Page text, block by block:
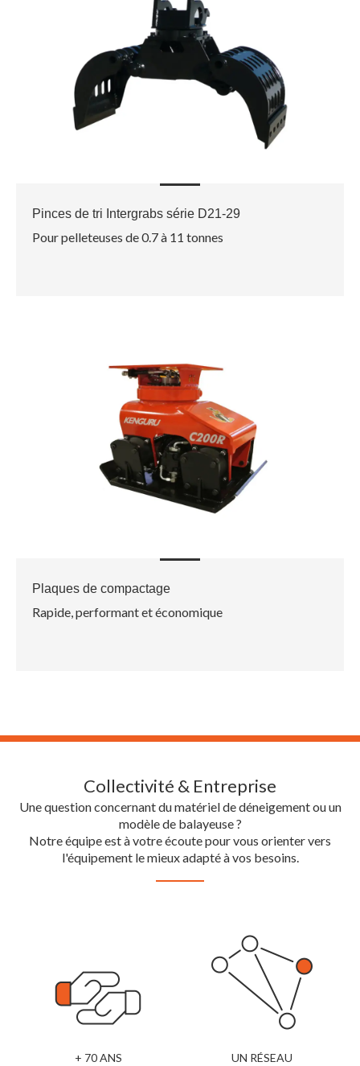
Pinces de tri Intergrabs série D21-29
Pour pelleteuses de 0.7 à 11 tonnes
Plaques de compactage
Rapide, performant et économique
Collectivité & Entreprise
Une question concernant du matériel de déneigement ou un
modèle de balayeuse ?
Notre équipe est à votre écoute pour vous orienter vers
l'équipement le mieux adapté à vos besoins.
+ 70 ANS
UN RÉSEAU